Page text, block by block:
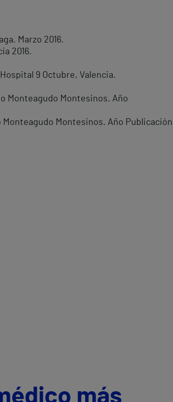
Marzo 2016.
2016.
9 Octubre, Valencia.
Monteagudo Montesinos. Año
Montesinos. Año Publicación
más